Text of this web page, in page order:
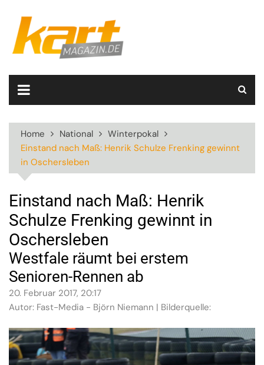
content
Home National
Winterpokal
Einstand nach Maß: Henrik Schulze Frenking gewinnt
in Oschersleben
Einstand nach Maß: Henrik
Schulze Frenking gewinnt in
Oschersleben
Westfale räumt bei erstem
Senioren-Rennen ab
20. Februar 2017, 20:17
Autor: Fast-Media - Björn Niemann | Bilderquelle: